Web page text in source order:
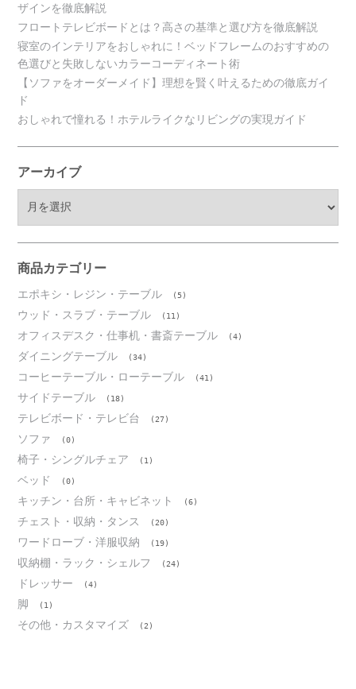
ザインを徹底解説
フロートテレビボードとは？高さの基準と選び方を徹底解説
寝室のインテリアをおしゃれに！ベッドフレームのおすすめの
色選びと失敗しないカラーコーディネート術
【ソファをオーダーメイド】理想を賢く叶えるための徹底ガイ
ド
おしゃれで憧れる！ホテルライクなリビングの実現ガイド
アーカイブ
ブ
商品カテゴリー
エポキシ・レジン・テーブル (5)
ウッド・スラブ・テーブル (11)
オフィスデスク・仕事机・書斎テーブル (4)
ダイニングテーブル (34)
コーヒーテーブル・ローテーブル (41)
サイドテーブル (18)
テレビボード・テレビ台 (27)
ソファ (0)
椅子・シングルチェア (1)
ベッド (0)
キッチン・台所・キャビネット (6)
チェスト・収納・タンス (20)
ワードローブ・洋服収納 (19)
収納棚・ラック・シェルフ (24)
ドレッサー (4)
脚 (1)
その他・カスタマイズ (2)